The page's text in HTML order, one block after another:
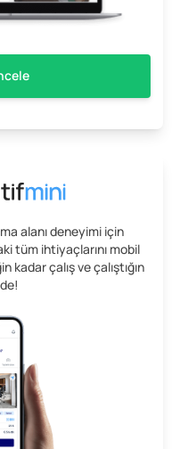
alanı deneyimi için
tüm ihtiyaçlarını mobil
çalış ve çalıştığın